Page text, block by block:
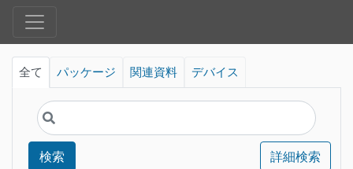
全て パッケージ 関連資料 デバイス
検索 詳細検索